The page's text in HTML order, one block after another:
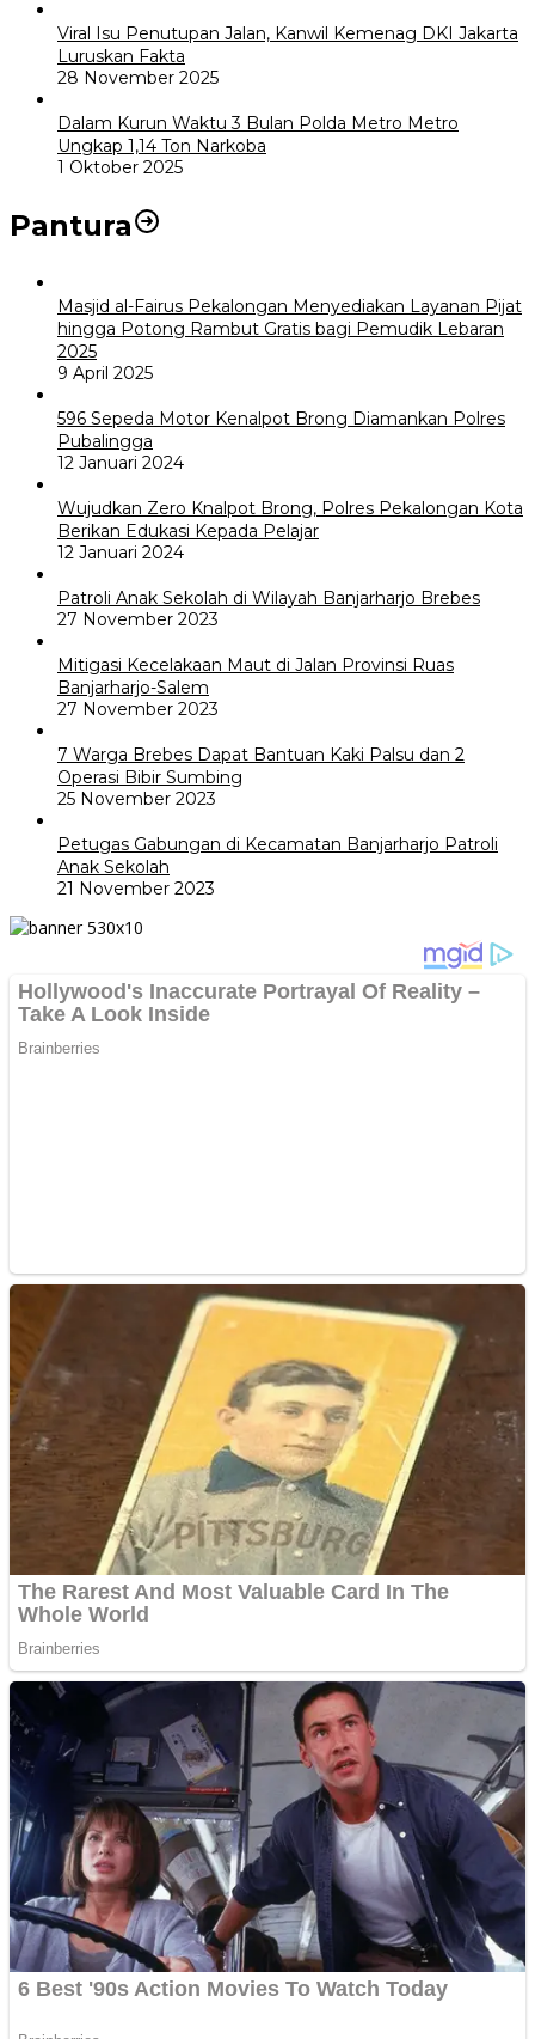
Viral Isu Penutupan Jalan, Kanwil Kemenag DKI Jakarta
Luruskan Fakta
28 November 2025
Dalam Kurun Waktu 3 Bulan Polda Metro Metro
Ungkap 1,14 Ton Narkoba
1 Oktober 2025
Pantura
Masjid al-Fairus Pekalongan Menyediakan Layanan Pijat
hingga Potong Rambut Gratis bagi Pemudik Lebaran
2025
9 April 2025
596 Sepeda Motor Kenalpot Brong Diamankan Polres
Pubalingga
12 Januari 2024
Wujudkan Zero Knalpot Brong, Polres Pekalongan Kota
Berikan Edukasi Kepada Pelajar
12 Januari 2024
Patroli Anak Sekolah di Wilayah Banjarharjo Brebes
27 November 2023
Mitigasi Kecelakaan Maut di Jalan Provinsi Ruas
Banjarharjo-Salem
27 November 2023
7 Warga Brebes Dapat Bantuan Kaki Palsu dan 2
Operasi Bibir Sumbing
25 November 2023
Petugas Gabungan di Kecamatan Banjarharjo Patroli
Anak Sekolah
21 November 2023